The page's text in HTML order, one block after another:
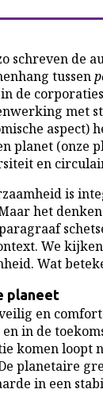
schreven de
tussen
de
met
aspect)
planet (onze
en
is
het
We
Wat
planeet
en
in de
komen loopt
planetaire
in een